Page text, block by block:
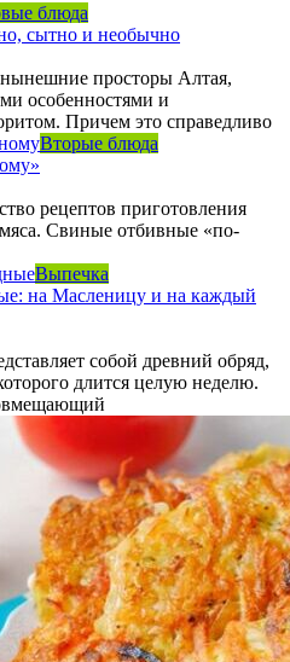
блюда
сытно и необычно
просторы Алтая,
особенностями и
Причем это справедливо
Вторые блюда
рецептов приготовления
Свиные отбивные «по-
Выпечка
на Масленицу и на каждый
собой древний обряд,
длится целую неделю.